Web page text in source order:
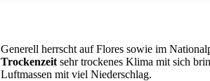
Generell herrscht auf Flores sowie im
Trockenzeitsehr trockenes Klima mit sich
Luftmassen mit viel Niederschlag.